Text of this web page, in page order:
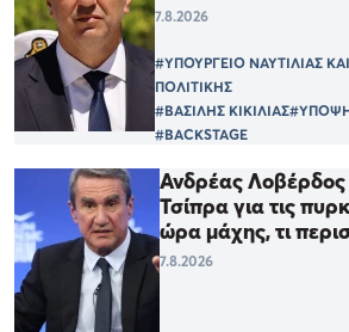
7.8.2026
#ΥΠΟΥΡΓΕΙΟ ΝΑΥΤΙΛΙΑΣ
ΠΟΛΙΤΙΚΗΣ
#ΒΑΣΙΛΗΣ ΚΙΚΙΛΙΑΣ
#BACKSTAGE
Ανδρέας
Τσίπρα για τις
ώρα μάχης, τι
7.8.2026